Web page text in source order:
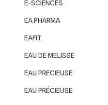
E-SCIENCES
EA PHARMA
EAFIT
EAU DE MELISSE
EAU PRECIEUSE
EAU PRÉCIEUSE